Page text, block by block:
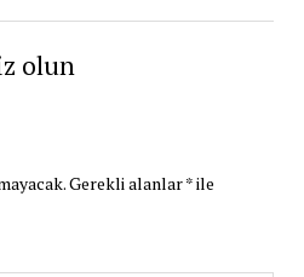
olun
Gerekli alanlar*ile